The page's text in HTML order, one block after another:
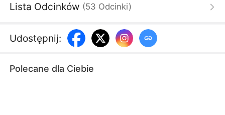
Czy uda im się przetrwać święta z wścibską
odkryją swoją internetową tożsamość? Ta komedia
romantyczna udowadnia, że miłość może trafić do
Lista Odcinków (53 Odcinki)
Udostępnij:
Polecane dla Ciebie